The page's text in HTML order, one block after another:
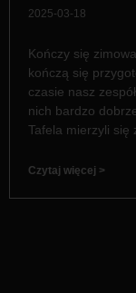
2025-03-18
Kończy się
kończą się
czasie nasz
nich bardzo
Tafela mierzyli się
Czytaj więcej >